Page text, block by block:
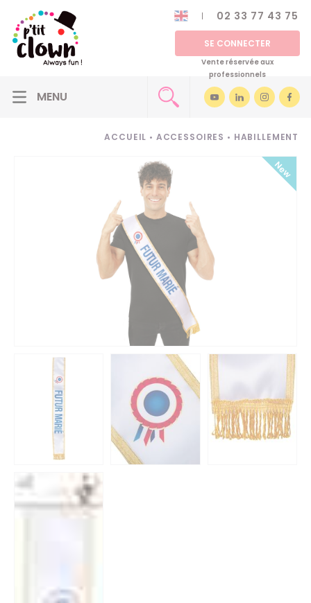
02 33 77 43 75
SE CONNECTER
Vente réservée aux
professionnels
ACCUEIL • ACCESSOIRES • HABILLEMENT